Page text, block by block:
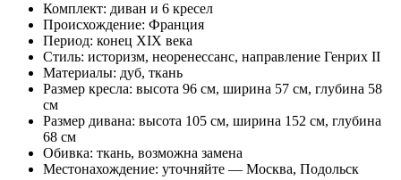
Комплект: диван и 6 кресел
Происхождение: Франция
Период: конец XIX века
Стиль: историзм, неоренессанс, направление Генрих II
Материалы: дуб, ткань
Размер кресла: высота 96 см, ширина 57 см, глубина 58
см
Размер дивана: высота 105 см, ширина 152 см, глубина
68 см
Обивка: ткань, возможна замена
Местонахождение: уточняйте — Москва, Подольск